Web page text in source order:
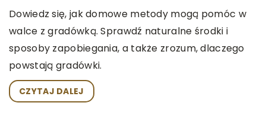
Dowiedz się, jak domowe metody mogą pomóc w
walce z gradówką. Sprawdź naturalne środki i
sposoby zapobiegania, a także zrozum, dlaczego
powstają gradówki.
CZYTAJ DALEJ